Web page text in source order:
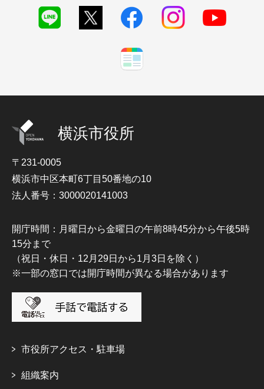
横浜市役所
〒231-0005
横浜市中区本町6丁目50番地の10
法人番号：3000020141003
開庁時間：月曜日から金曜日の午前8時45分から午後5時
15分まで
（祝日・休日・12月29日から1月3日を除く）
※一部の窓口では開庁時間が異なる場合があります
市役所アクセス・駐車場
組織案内